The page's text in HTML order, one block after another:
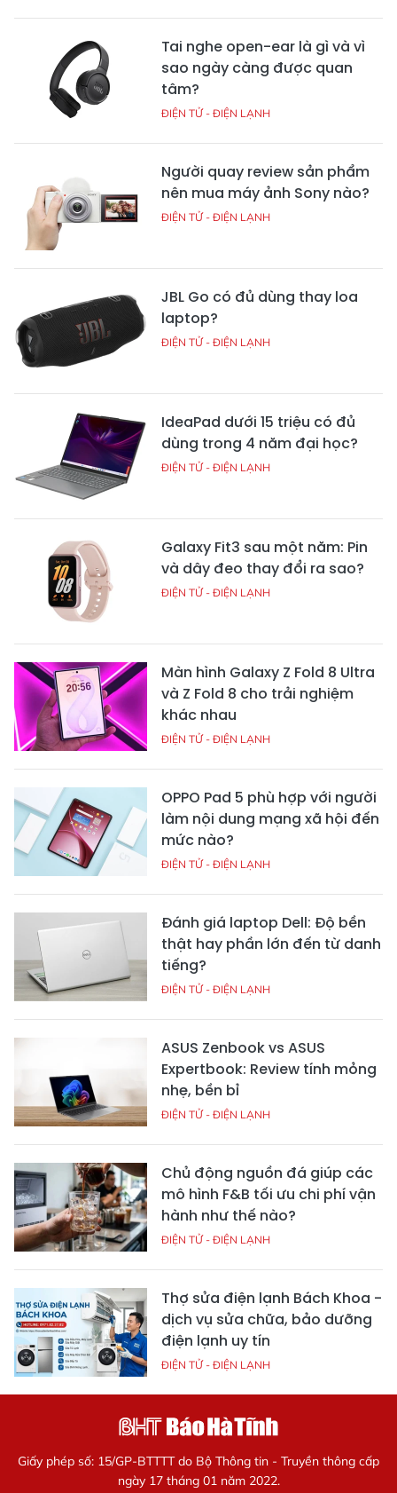
Tai nghe open-ear là gì và vì
sao ngày càng được quan
tâm?
ĐIỆN TỬ - ĐIỆN LẠNH
Người quay review sản phẩm
nên mua máy ảnh Sony nào?
ĐIỆN TỬ - ĐIỆN LẠNH
JBL Go có đủ dùng thay loa
laptop?
ĐIỆN TỬ - ĐIỆN LẠNH
IdeaPad dưới 15 triệu có đủ
dùng trong 4 năm đại học?
ĐIỆN TỬ - ĐIỆN LẠNH
Galaxy Fit3 sau một năm: Pin
và dây đeo thay đổi ra sao?
ĐIỆN TỬ - ĐIỆN LẠNH
Màn hình Galaxy Z Fold 8 Ultra
và Z Fold 8 cho trải nghiệm
khác nhau
ĐIỆN TỬ - ĐIỆN LẠNH
OPPO Pad 5 phù hợp với người
làm nội dung mạng xã hội đến
mức nào?
ĐIỆN TỬ - ĐIỆN LẠNH
Đánh giá laptop Dell: Độ bền
thật hay phần lớn đến từ danh
tiếng?
ĐIỆN TỬ - ĐIỆN LẠNH
ASUS Zenbook vs ASUS
Expertbook: Review tính mỏng
nhẹ, bền bỉ
ĐIỆN TỬ - ĐIỆN LẠNH
Chủ động nguồn đá giúp các
mô hình F&B tối ưu chi phí vận
hành như thế nào?
ĐIỆN TỬ - ĐIỆN LẠNH
Thợ sửa điện lạnh Bách Khoa -
dịch vụ sửa chữa, bảo dưỡng
điện lạnh uy tín
ĐIỆN TỬ - ĐIỆN LẠNH
Giấy phép số: 15/GP-BTTTT do Bộ Thông tin - Truyền thông cấp
ngày 17 tháng 01 năm 2022.